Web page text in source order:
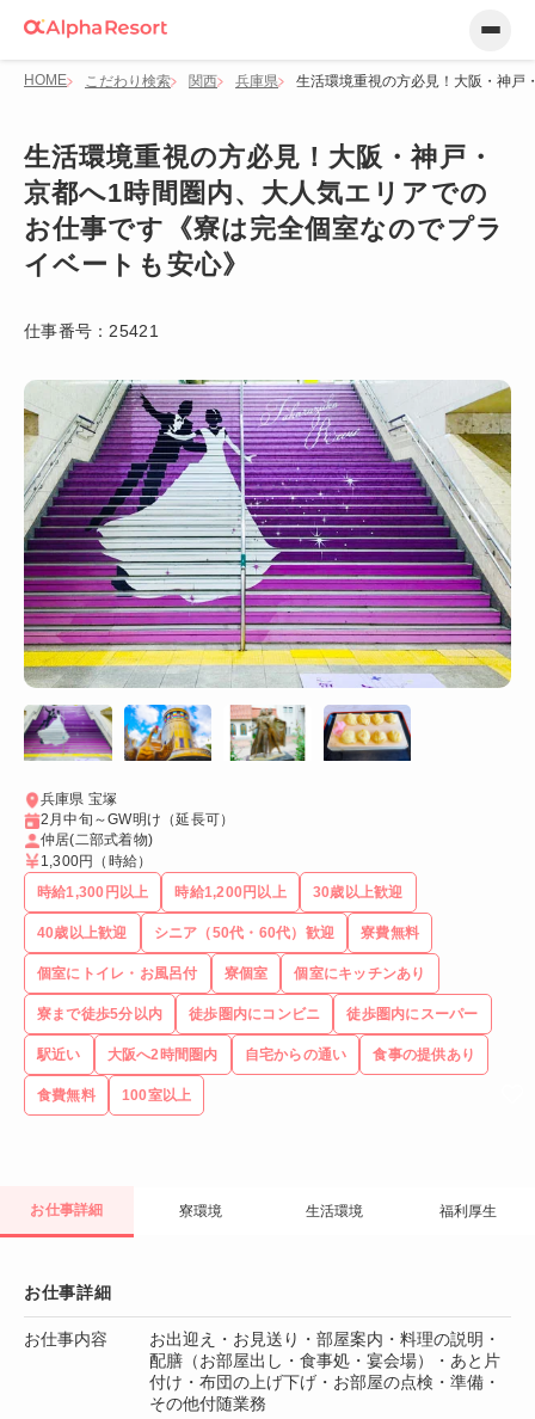
HOME こだわり検索 関西 兵庫県 生活環境重視の方必見！大阪・神戸
生活環境重視の方必見！大阪・神戸・
京都へ1時間圏内、大人気エリアでの
お仕事です《寮は完全個室なのでプラ
イベートも安心》
仕事番号： 25421
兵庫県 宝塚
2月中旬～GW明け（延長可）
仲居(二部式着物)
1,300円 （時給）
時給1,300円以上
時給1,200円以上 30歳以上歓迎
40歳以上歓迎 シニア（50代・60代）歓迎 寮費無料
個室にトイレ・お風呂付 寮個室 個室にキッチンあり
寮まで徒歩5分以内 徒歩圏内にコンビニ 徒歩圏内にスーパー
駅近い 大阪へ2時間圏内 自宅からの通い 食事の提供あり
食費無料 100室以上
お仕事詳細 寮環境 生活環境 福利厚生
お仕事詳細
お仕事内容
お出迎え・お見送り・部屋案内・料理の説明・
配膳（お部屋出し・食事処・宴会場）・あと片
付け・布団の上げ下げ・お部屋の点検・準備・
その他付随業務